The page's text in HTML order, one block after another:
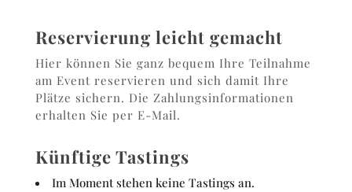
Reservierung leicht gemacht
Hier können Sie ganz bequem Ihre Teilnahme
am Event reservieren und sich damit Ihre
Plätze sichern. Die Zahlungsinformationen
erhalten Sie per E-Mail.
Künftige Tastings
Im Moment stehen keine Tastings an.